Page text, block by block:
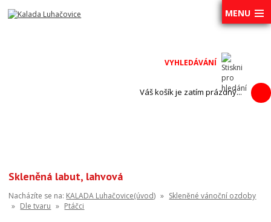
MENU
Váš košík je zatím prázdný...
Skleněná labut, lahvová
Nacházíte se na: KALADA Luhačovice(úvod) » Skleněné vánoční ozdoby
» Dle tvaru » Ptáčci